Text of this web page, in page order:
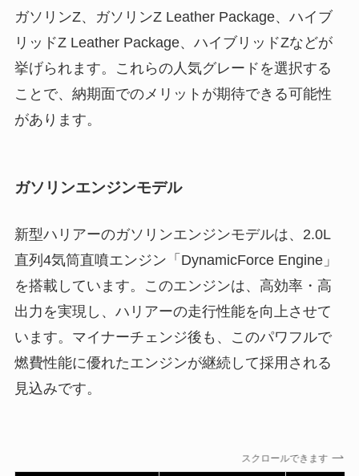
ガソリンZ、ガソリンZ Leather Package、ハイブ
リッドZ Leather Package、ハイブリッドZなどが
挙げられます。これらの人気グレードを選択する
ことで、納期面でのメリットが期待できる可能性
があります。
ガソリンエンジンモデル
新型ハリアーのガソリンエンジンモデルは、2.0L
直列4気筒直噴エンジン「DynamicForce Engine」
を搭載しています。このエンジンは、高効率・高
出力を実現し、ハリアーの走行性能を向上させて
います。マイナーチェンジ後も、このパワフルで
燃費性能に優れたエンジンが継続して採用される
見込みです。
スクロールできます